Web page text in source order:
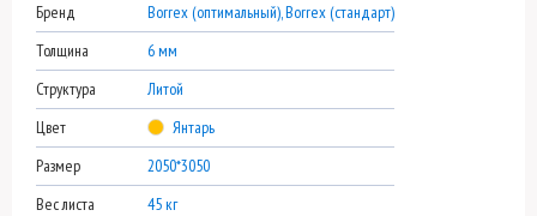
Бренд
Borrex (оптимальный), Borrex (стандарт)
Толщина
6 мм
Структура
Литой
Цвет
Янтарь
Размер
2050*3050
Вес листа
45 кг